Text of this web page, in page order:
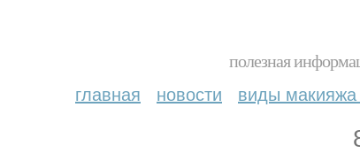
полезная
главная новости виды макияжа